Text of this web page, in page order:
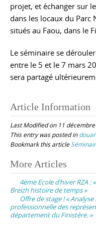
projet, et échanger sur
dans les locaux du Parc
situés au Faou, dans le
Le séminaire se
entre le 5 et le 7 mars
sera partagé
Article Information
Last Modified on 11
This entry was posted in
Bookmark this article
Post
navigation
More Articles
4ème Ecole d’hiver RZA
Breizh histoire de temps »
Offre de stage ! «
professionnelle des
département du Finistère. »